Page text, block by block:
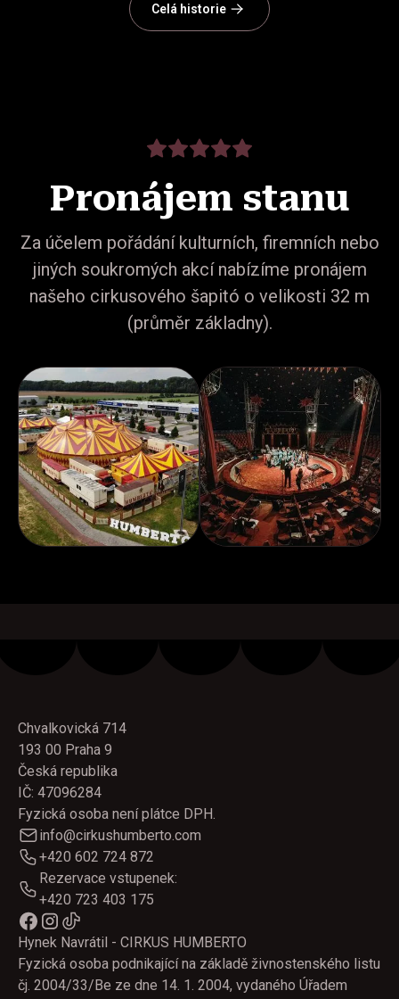
Celá historie
Pronájem stanu
Za účelem pořádání kulturních, firemních nebo
jiných soukromých akcí nabízíme pronájem
našeho cirkusového šapitó o velikosti 32 m
(průměr základny).
Chvalkovická 714
193 00 Praha 9
Česká republika
IČ: 47096284
Fyzická osoba není plátce DPH.
info@cirkushumberto.com
+420 602 724 872
Rezervace vstupenek:
+420 723 403 175
Hynek Navrátil - CIRKUS HUMBERTO
Fyzická osoba podnikající na základě živnostenského listu
čj. 2004/33/Be ze dne 14. 1. 2004, vydaného Úřadem